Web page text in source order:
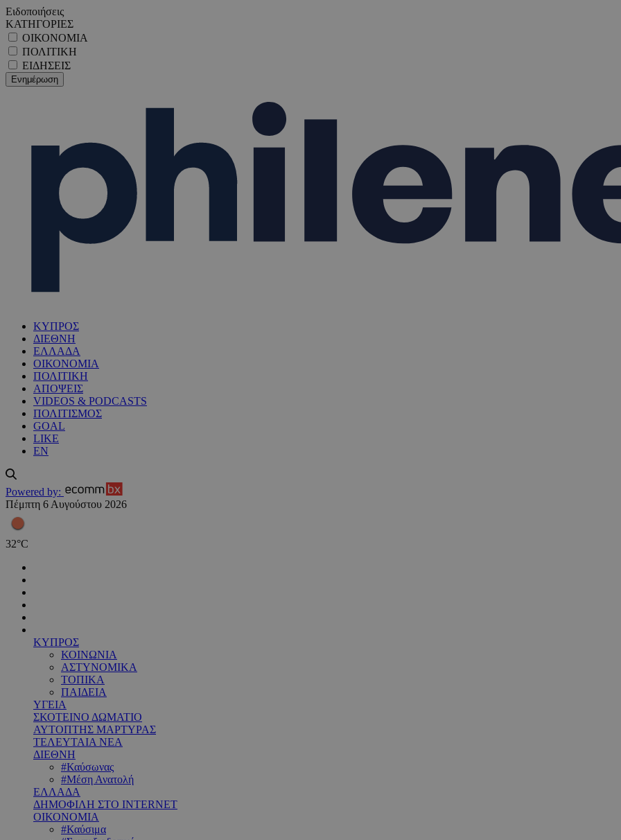
Ειδοποιήσεις
ΚΑΤΗΓΟΡΙΕΣ
ΟΙΚΟΝΟΜΙΑ
ΠΟΛΙΤΙΚΗ
ΕΙΔΗΣΕΙΣ
ΚΥΠΡΟΣ
ΔΙΕΘΝΗ
ΕΛΛΑΔΑ
ΟΙΚΟΝΟΜΙΑ
ΠΟΛΙΤΙΚΗ
ΑΠΟΨΕΙΣ
VIDEOS & PODCASTS
ΠΟΛΙΤΙΣΜΟΣ
GOAL
LIKE
EN
Powered by:
Πέμπτη 6 Αυγούστου 2026
32°C
ΚΥΠΡΟΣ
ΚΟΙΝΩΝΙΑ
ΑΣΤΥΝΟΜΙΚΑ
ΤΟΠΙΚΑ
ΠΑΙΔΕΙΑ
ΥΓΕΙΑ
ΣΚΟΤΕΙΝΟ ΔΩΜΑΤΙΟ
ΑΥΤΟΠΤΗΣ ΜΑΡΤΥΡΑΣ
ΤΕΛΕΥΤΑΙΑ ΝΕΑ
ΔΙΕΘΝΗ
#Καύσωνας
#Μέση Ανατολή
ΕΛΛΑΔΑ
ΔΗΜΟΦΙΛΗ ΣΤΟ INTERNET
ΟΙΚΟΝΟΜΙΑ
#Καύσιμα